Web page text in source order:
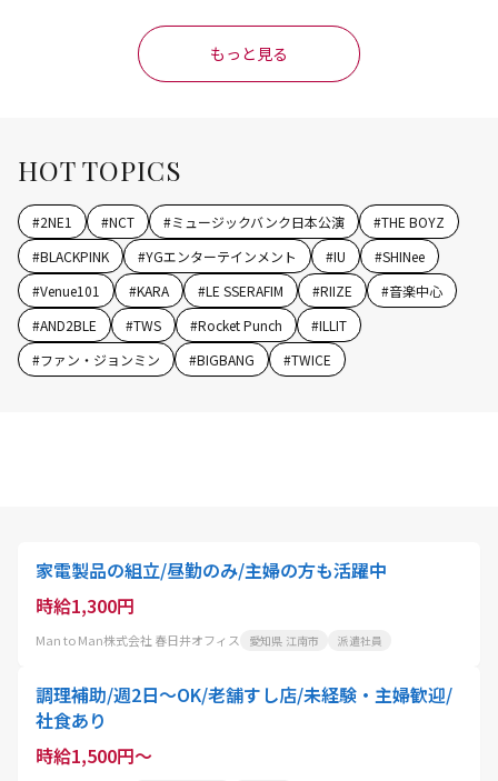
もっと見る
HOT TOPICS
#2NE1 #NCT #ミュージックバンク日本公演 #THE BOYZ
#BLACKPINK #YGエンターテインメント #IU #SHINee
#Venue101 #KARA #LE SSERAFIM #RIIZE #音楽中心
#AND2BLE #TWS #Rocket Punch #ILLIT
#ファン・ジョンミン #BIGBANG #TWICE
家電製品の組立/昼勤のみ/主婦の方も活躍中
時給1,300円
Man to Man株式会社 春日井オフィス 愛知県 江南市 派遣社員
調理補助/週2日～OK/老舗すし店/未経験・主婦歓迎/
社食あり
時給1,500円～